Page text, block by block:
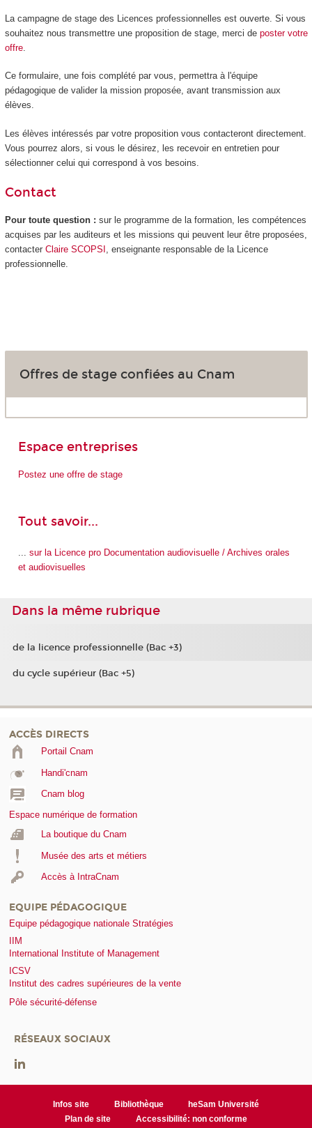
La campagne de stage des Licences professionnelles est ouverte. Si vous
souhaitez nous transmettre une proposition de stage, merci de poster votre
offre.
Ce formulaire, une fois complété par vous, permettra à l'équipe
pédagogique de valider la mission proposée, avant transmission aux
élèves.
Les élèves intéressés par votre proposition vous contacteront directement.
Vous pourrez alors, si vous le désirez, les recevoir en entretien pour
sélectionner celui qui correspond à vos besoins.
Contact
Pour toute question : sur le programme de la formation, les compétences
acquises par les auditeurs et les missions qui peuvent leur être proposées,
contacter Claire SCOPSI
, enseignante responsable de la Licence
professionnelle.
Offres de stage confiées au Cnam
Espace entreprises
Postez une offre de stage
Tout savoir...
sur la Licence pro Documentation audiovisuelle / Archives orales
et audiovisuelles
Dans la même rubrique
de la licence professionnelle (Bac +3)
du cycle supérieur (Bac +5)
ACCÈS DIRECTS
Portail Cnam
Handi'cnam
Cnam blog
Espace numérique de formation
La boutique du Cnam
Musée des arts et métiers
Accès à IntraCnam
EQUIPE PÉDAGOGIQUE
Equipe pédagogique nationale Stratégies
IIM
International Institute of Management
ICSV
Institut des cadres supérieures de la vente
Pôle sécurité-défense
RÉSEAUX SOCIAUX
Infos site Bibliothèque
heSam Université
Plan de site
Accessibilité: non conforme